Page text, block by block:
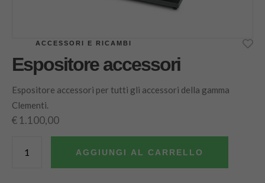
ACCESSORI E RICAMBI
Espositore accessori
Espositore accessori per tutti gli accessori della gamma
Clementi.
€1.100,00
AGGIUNGI AL CARRELLO